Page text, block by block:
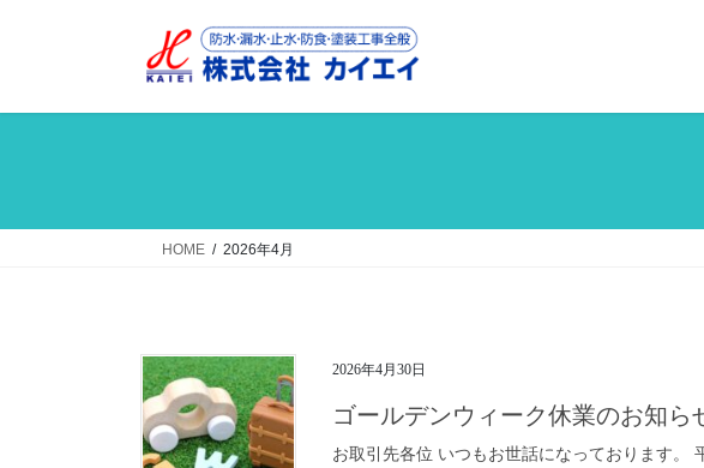
HOME 2026年4月
2026年4月30日
ゴールデンウィーク休業のお知ら
お取引先各位 いつもお世話になっております。